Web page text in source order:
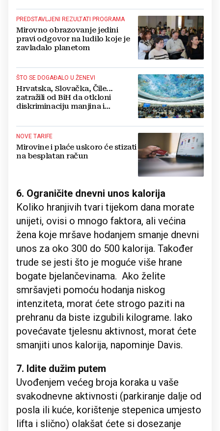
PREDSTAVLJENI REZULTATI PROGRAMA
Mirovno obrazovanje jedini
pravi odgovor na ludilo koje je
zavladalo planetom
ŠTO SE DOGAĐALO U ŽENEVI
Hrvatska, Slovačka, Čile...
zatražili od BiH da otkloni
diskriminaciju manjina i
NOVE TARIFE
Mirovine i plaće uskoro će stizati
na besplatan račun
6. Ograničite dnevni unos kalorija
Koliko hranjivih tvari tijekom dana morate
unijeti, ovisi o mnogo faktora, ali većina
žena koje mršave hodanjem smanje dnevni
unos za oko 300 do 500 kalorija. Također
trude se jesti što je moguće više hrane
bogate bjelančevinama. Ako želite
smršavjeti pomoću hodanja niskog
intenziteta, morat ćete strogo paziti na
prehranu da biste izgubili kilograme. Iako
povećavate tjelesnu aktivnost, morat ćete
smanjiti unos kalorija, napominje Davis.
7. Idite dužim putem
Uvođenjem većeg broja koraka u vaše
svakodnevne aktivnosti (parkiranje dalje od
posla ili kuće, korištenje stepenica umjesto
lifta i slično) olakšat ćete si dosezanje